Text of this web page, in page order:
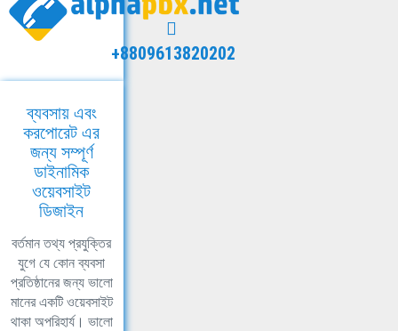
+8809613820202
ব্যবসায় এবং
করপোরেট এর
জন্য সম্পূর্ণ
ডাইনামিক
ওয়েবসাইট
ডিজাইন
বর্তমান তথ্য প্রযুক্তির
যুগে যে কোন ব্যবসা
প্রতিষ্ঠানের জন্য ভালো
মানের একটি ওয়েবসাইট
থাকা অপরিহার্য। ভালো